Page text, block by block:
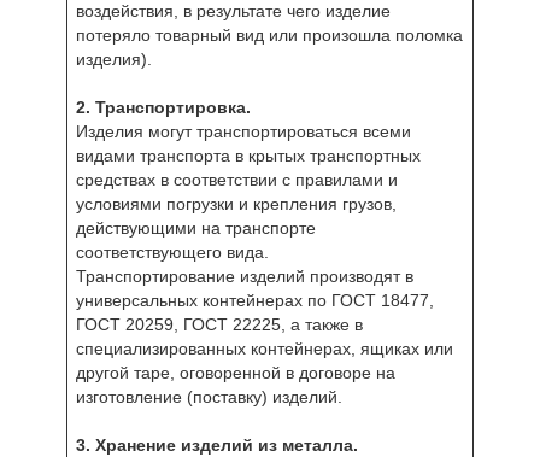
воздействия, в результате чего изделие
потеряло товарный вид или произошла поломка
изделия).
2. Транспортировка.
Изделия могут транспортироваться всеми
видами транспорта в крытых транспортных
средствах в соответствии с правилами и
условиями погрузки и крепления грузов,
действующими на транспорте
соответствующего вида.
Транспортирование изделий производят в
универсальных контейнерах по ГОСТ 18477,
ГОСТ 20259, ГОСТ 22225, а также в
специализированных контейнерах, ящиках или
другой таре, оговоренной в договоре на
изготовление (поставку) изделий.
3. Хранение изделий из металла.